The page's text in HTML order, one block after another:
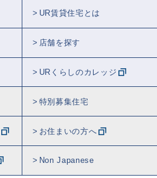
UR賃貸住宅とは
店舗を探す
URくらしのカレッジ
特別募集住宅
お住まいの方へ
Non Japanese